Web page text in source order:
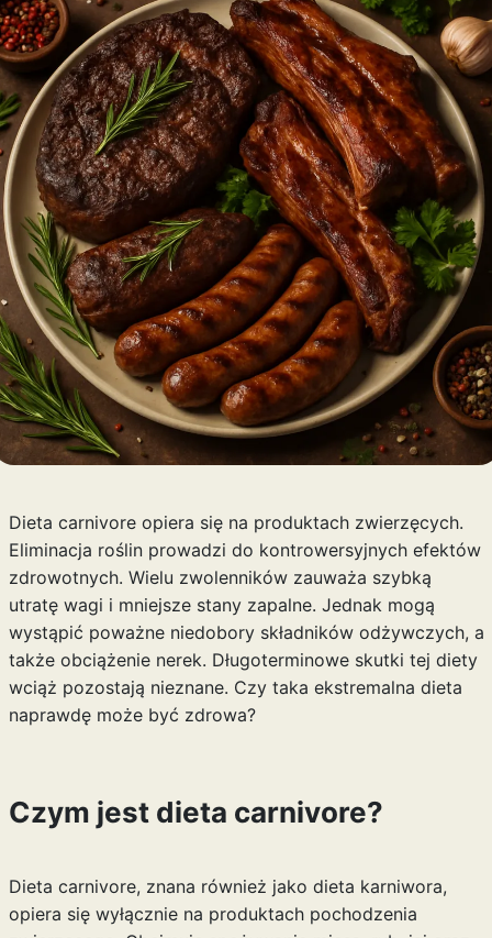
Dieta carnivore opiera się na produktach zwierzęcych.
Eliminacja roślin prowadzi do kontrowersyjnych efektów
zdrowotnych. Wielu zwolenników zauważa szybką
utratę wagi i mniejsze stany zapalne. Jednak mogą
wystąpić poważne niedobory składników odżywczych, a
także obciążenie nerek. Długoterminowe skutki tej diety
wciąż pozostają nieznane. Czy taka ekstremalna dieta
naprawdę może być zdrowa?
Czym jest dieta carnivore?
Dieta carnivore, znana również jako dieta karniwora,
opiera się wyłącznie na produktach pochodzenia